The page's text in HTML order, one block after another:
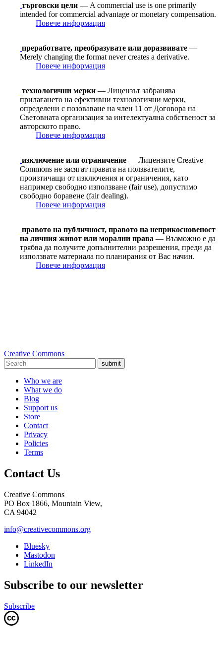
търговски цели — A commercial use is one primarily
intended for commercial advantage or monetary compensation.
Повече информация
преработвате, преобразувате или доразвивате —
Merely changing the format never creates a derivative.
Повече информация
технологични мерки — Лицензът забранява
прилагането на ефективни технологични мерки,
определени с позоваване на член 11 от Договорa на
Световната организация за интелектуална собственост за
авторското право.
Повече информация
изключение или ограничение — Лицензите Creative
Commons не засягат правата на ползвателите,
произтичащи от изключения и ограничения, като
например свободно използване (fair use), допустимо
свободно боравене (fair dealing).
Повече информация
правото на публичност, правото на неприкосновеност
на личния живот или морални права — Възможно е да
трябва да получите допълнителни разрешения, преди да
използвате материала по планирания от Вас начин.
Повече информация
Creative Commons
submit
Who we are
What we do
Blog
Support us
Store
Contact
Privacy
Policies
Terms
Contact Us
Creative Commons
PO Box 1866, Mountain View,
CA 94042
info@creativecommons.org
Bluesky
Mastodon
LinkedIn
Subscribe to our newsletter
Subscribe